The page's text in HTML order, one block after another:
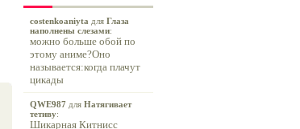
costenkoaniyta для Глаза
наполнены слезами:
можно больше обой по
этому аниме?Оно
называется:когда плачут
цикады
QWE987 для Натягивает
тетиву:
Шикарная Китнисс